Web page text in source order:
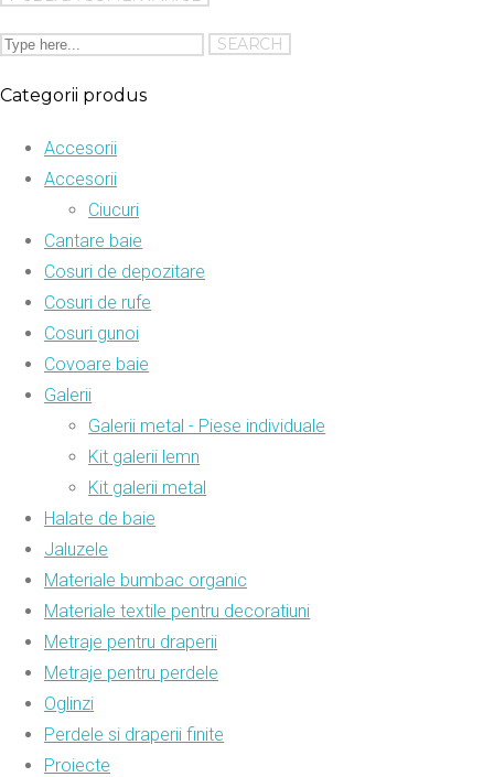
Categorii produs
Accesorii
Accesorii
Ciucuri
Cantare baie
Cosuri de depozitare
Cosuri de rufe
Cosuri gunoi
Covoare baie
Galerii
Galerii metal - Piese individuale
Kit galerii lemn
Kit galerii metal
Halate de baie
Jaluzele
Materiale bumbac organic
Materiale textile pentru decoratiuni
Metraje pentru draperii
Metraje pentru perdele
Oglinzi
Perdele si draperii finite
Proiecte